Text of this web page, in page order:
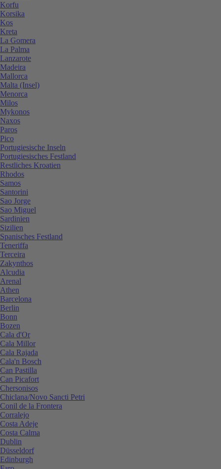
Korfu
Korsika
Kos
Kreta
La Gomera
La Palma
Lanzarote
Madeira
Mallorca
Malta (Insel)
Menorca
Milos
Mykonos
Naxos
Paros
Pico
Portugiesische Inseln
Portugiesisches Festland
Restliches Kroatien
Rhodos
Samos
Santorini
Sao Jorge
Sao Miguel
Sardinien
Sizilien
Spanisches Festland
Teneriffa
Terceira
Zakynthos
Alcudia
Arenal
Athen
Barcelona
Berlin
Bonn
Bozen
Cala d'Or
Cala Millor
Cala Rajada
Cala'n Bosch
Can Pastilla
Can Picafort
Chersonisos
Chiclana/Novo Sancti Petri
Conil de la Frontera
Corralejo
Costa Adeje
Costa Calma
Dublin
Düsseldorf
Edinburgh